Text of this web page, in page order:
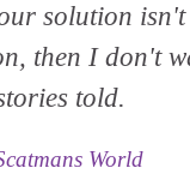
solution isn't
then I don't
told.
World